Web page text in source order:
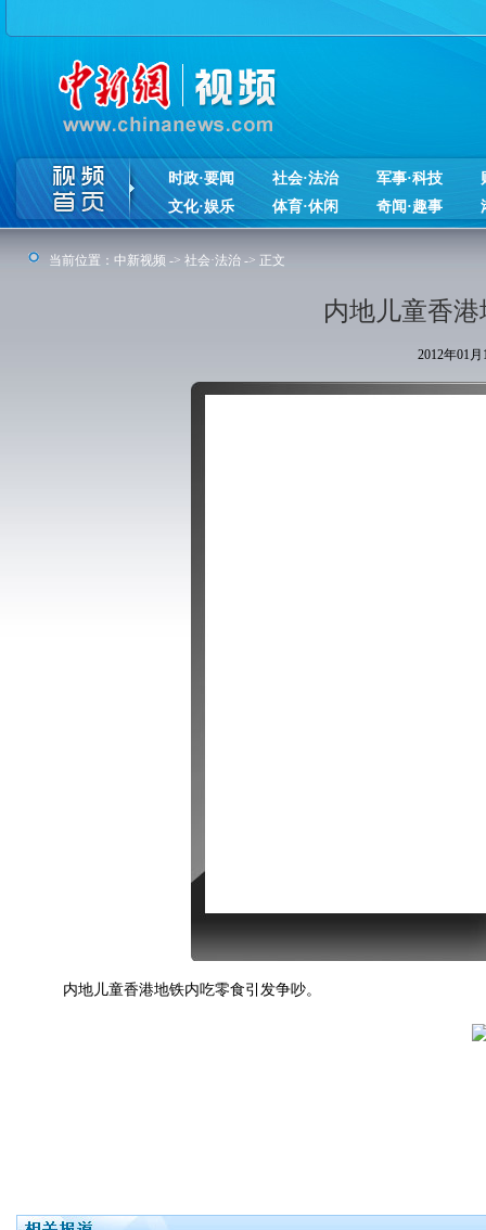
时政·要闻 社会·法治 军事·科技
文化·娱乐
体育·休闲 奇闻·趣事
当前位置： 中新视频 -> 社会·法治 -> 正文
内地儿童香
2012年01
内地儿童香港地铁内吃零食引发争吵。